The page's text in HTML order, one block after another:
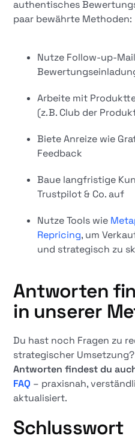
authentisches
paar bewährte Methoden:
Nutze Follow-up-
Arbeite mit
(z. B. Club der
Biete Anreize wie
Feedback
Baue langfristige
Trustpilot & Co. auf
Nutze Tools wie
Repricing, um
und strategisch zu
Antworten
in unserer
Du hast noch Fragen zu
strategischer Umsetzung?
Antworten findest du
FAQ – praxisnah,
aktualisiert.
Schlusswort